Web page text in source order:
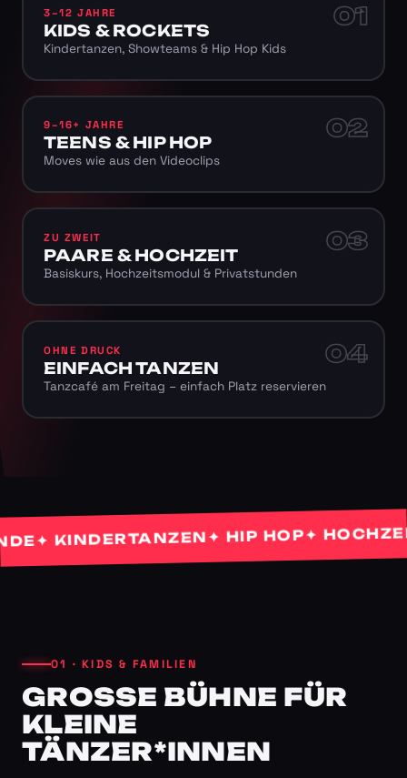
01
3–12 JAHRE
KIDS & ROCKETS
Kindertanzen, Showteams & Hip Hop Kids
02
9–16+ JAHRE
TEENS & HIP HOP
Moves wie aus den Videoclips
03
ZU ZWEIT
PAARE & HOCHZEIT
Basiskurs, Hochzeitsmodul & Privatstunden
04
OHNE DRUCK
EINFACH TANZEN
Tanzcafé am Freitag – einfach Platz reservieren
KINDERTANZEN✦ HIP HOP✦
01 · KIDS & FAMILIEN
GROSSE BÜHNE FÜR K
LEINE T
ÄNZER*INNEN